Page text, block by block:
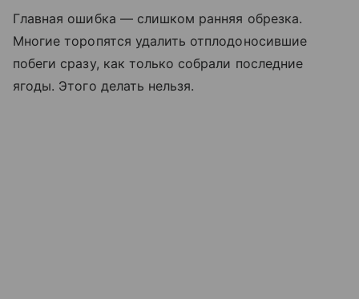
Главная ошибка — слишком ранняя обрезка.
Многие торопятся удалить отплодоносившие
побеги сразу, как только собрали последние
ягоды. Этого делать нельзя.